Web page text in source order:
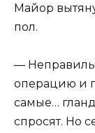
Майор
пол.
—
операцию и
самые…
спросят. Но